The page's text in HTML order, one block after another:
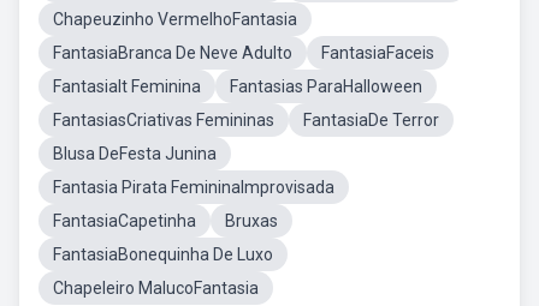
Chapeuzinho VermelhoFantasia
FantasiaBranca De Neve Adulto
FantasiaFaceis
FantasiaIt Feminina
Fantasias ParaHalloween
FantasiasCriativas Femininas
FantasiaDe Terror
Blusa DeFesta Junina
Fantasia Pirata FemininaImprovisada
FantasiaCapetinha
Bruxas
FantasiaBonequinha De Luxo
Chapeleiro MalucoFantasia